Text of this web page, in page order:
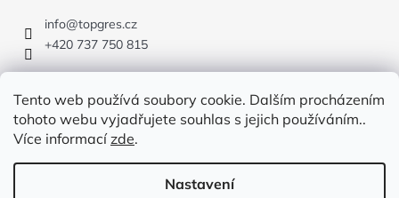
Tento web používá soubory cookie. Dalším procházením
tohoto webu vyjadřujete souhlas s jejich používáním..
Více informacízde.
Nastavení
info@topgres.cz
+420 737 750 815